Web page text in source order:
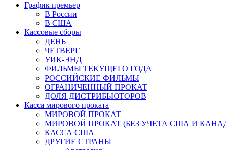
График премьер
В России
В США
Кассовые сборы
ДЕНЬ
ЧЕТВЕРГ
УИК-ЭНД
ФИЛЬМЫ ТЕКУЩЕГО ГОДА
РОССИЙСКИЕ ФИЛЬМЫ
ОГРАНИЧЕННЫЙ ПРОКАТ
ДОЛЯ ДИСТРИБЬЮТОРОВ
Касса мирового проката
МИРОВОЙ ПРОКАТ
МИРОВОЙ ПРОКАТ (БЕЗ УЧЕТА США И
КАССА США
ДРУГИЕ СТРАНЫ